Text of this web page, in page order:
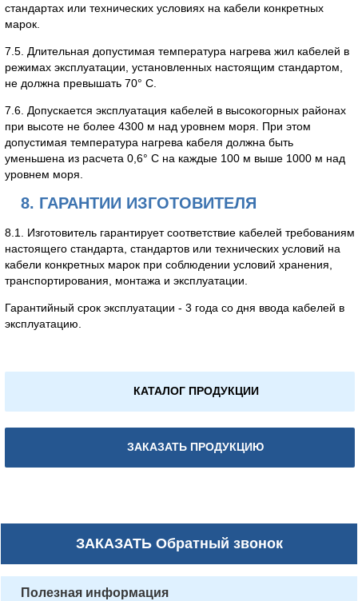
стандартах или технических условиях на кабели конкретных
марок.
7.5. Длительная допустимая температура нагрева жил кабелей в
режимах эксплуатации, установленных настоящим стандартом,
не должна превышать 70° С.
7.6. Допускается эксплуатация кабелей в высокогорных районах
при высоте не более 4300 м над уровнем моря. При этом
допустимая температура нагрева кабеля должна быть
уменьшена из расчета 0,6° С на каждые 100 м выше 1000 м над
уровнем моря.
8. ГАРАНТИИ ИЗГОТОВИТЕЛЯ
8.1. Изготовитель гарантирует соответствие кабелей требованиям
настоящего стандарта, стандартов или технических условий на
кабели конкретных марок при соблюдении условий хранения,
транспортирования, монтажа и эксплуатации.
Гарантийный срок эксплуатации - 3 года со дня ввода кабелей в
эксплуатацию.
КАТАЛОГ ПРОДУКЦИИ
ЗАКАЗАТЬ ПРОДУКЦИЮ
ЗАКАЗАТЬОбратный звонок
Полезная информация